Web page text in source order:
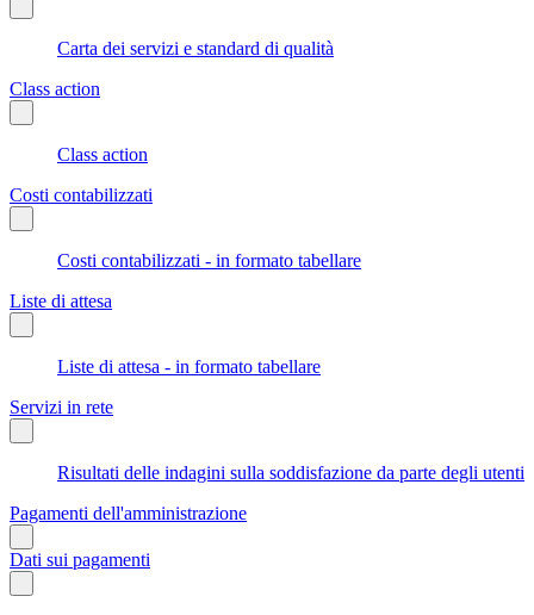
Carta dei servizi e standard di qualità
Class action
Class action
Costi contabilizzati
Costi contabilizzati - in formato tabellare
Liste di attesa
Liste di attesa - in formato tabellare
Servizi in rete
Risultati delle indagini sulla soddisfazione da parte degli utenti
Pagamenti dell'amministrazione
Dati sui pagamenti